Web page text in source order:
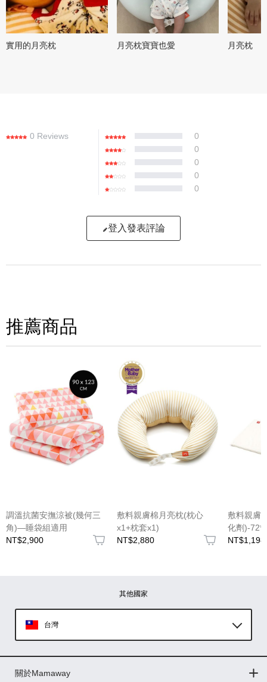
實用的月亮枕 月亮枕寶寶也愛 月亮枕
0 Reviews
0
0
0
0
0
登入發表評論
(圖片格式限jpg、jpeg)
推薦商品
調溫抗菌安撫涼被(幾何三
角)—睡袋組適用
NT$2,900
敷料親膚棉月亮枕(枕心
x1+枕套x1)
NT$2,880
敷料親膚
化劑)-
NT$1,198
其他國家
台灣
印尼
關於Mamaway